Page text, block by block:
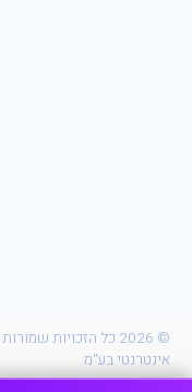
© 2026 כל הזכויות
אינטרנטי בע"מ